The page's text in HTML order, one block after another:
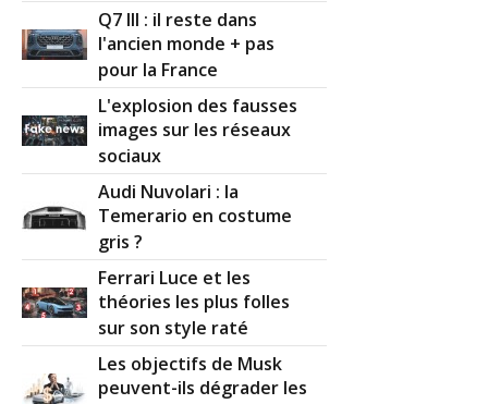
Q7 III : il reste dans
l'ancien monde + pas
pour la France
L'explosion des fausses
images sur les réseaux
sociaux
Audi Nuvolari : la
Temerario en costume
gris ?
Ferrari Luce et les
théories les plus folles
sur son style raté
Les objectifs de Musk
peuvent-ils dégrader les